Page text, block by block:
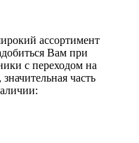
ассортимент
Вам при
с переходом на
значительная часть